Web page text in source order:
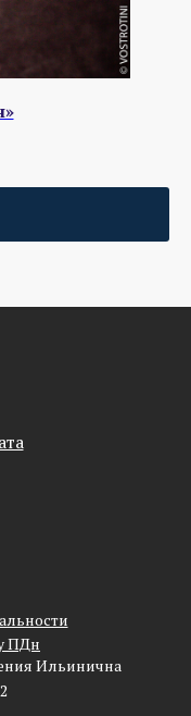
Ильинична
ПДн